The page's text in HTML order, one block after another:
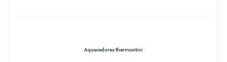
Aquecedores thermontini